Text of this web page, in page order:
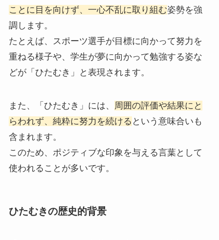
ことに目を向けず、一心不乱に取り組む姿勢を強
調します。
たとえば、スポーツ選手が目標に向かって努力を
重ねる様子や、学生が夢に向かって勉強する姿な
どが「ひたむき」と表現されます。
また、「ひたむき」には、
周囲の評価や結果にと
らわれず、純粋に努力を続ける という意味合いも
含まれます。
このため、ポジティブな印象を与える言葉として
使われることが多いです。
ひたむきの歴史的背景